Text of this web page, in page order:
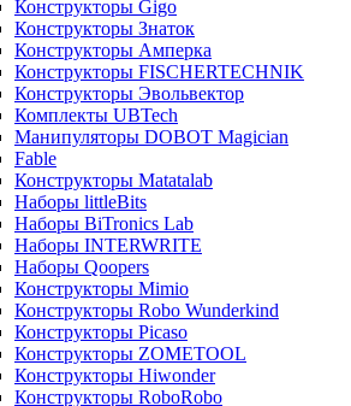
Конструкторы Gigo
Конструкторы Знаток
Конструкторы Амперка
Конструкторы FISCHERTECHNIK
Конструкторы Эвольвектор
Комплекты UBTech
Манипуляторы DOBOT Magician
Fable
Конструкторы Matatalab
Наборы littleBits
Наборы BiTronics Lab
Наборы INTERWRITE
Наборы Qoopers
Конструкторы Mimio
Конструкторы Robo Wunderkind
Конструкторы Picaso
Конструкторы ZOMETOOL
Конструкторы Hiwonder
Конструкторы RoboRobo